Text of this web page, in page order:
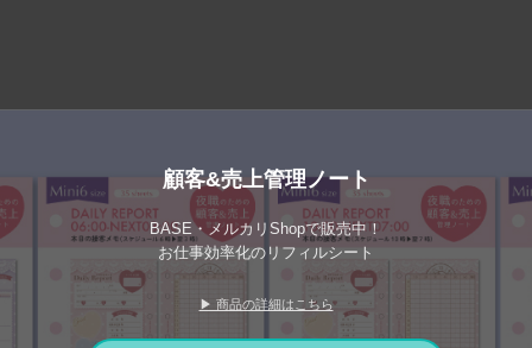
顧客&売上管理ノート
BASE・メルカリShopで販売中！
お仕事効率化のリフィルシート
▶ 商品の詳細はこちら